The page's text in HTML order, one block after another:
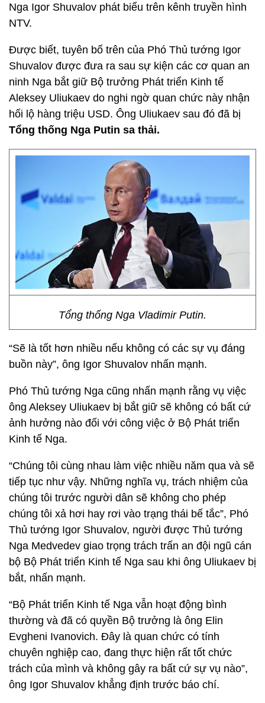
Nga Igor Shuvalov phát biểu trên kênh truyền hình
NTV.
Được biết, tuyên bố trên của Phó Thủ tướng Igor
Shuvalov được đưa ra sau sự kiện các cơ quan an
ninh Nga bắt giữ Bộ trưởng Phát triển Kinh tế
Aleksey Uliukaev do nghi ngờ quan chức này nhận
hối lộ hàng triệu USD. Ông Uliukaev sau đó đã bị
Tổng thống Nga Putin sa thải.
Tổng thống Nga Vladimir Putin.
“Sẽ là tốt hơn nhiều nếu không có các sự vụ đáng
buồn này”, ông Igor Shuvalov nhấn mạnh.
Phó Thủ tướng Nga cũng nhấn mạnh rằng vụ việc
ông Aleksey Uliukaev bị bắt giữ sẽ không có bất cứ
ảnh hưởng nào đối với công việc ở Bộ Phát triển
Kinh tế Nga.
“Chúng tôi cùng nhau làm việc nhiều năm qua và sẽ
tiếp tục như vậy. Những nghĩa vụ, trách nhiệm của
chúng tôi trước người dân sẽ không cho phép
chúng tôi xả hơi hay rơi vào trạng thái bế tắc”, Phó
Thủ tướng Igor Shuvalov, người được Thủ tướng
Nga Medvedev giao trọng trách trấn an đội ngũ cán
bộ Bộ Phát triển Kinh tế Nga sau khi ông Uliukaev bị
bắt, nhấn mạnh.
“Bộ Phát triển Kinh tế Nga vẫn hoạt động bình
thường và đã có quyền Bộ trưởng là ông Elin
Evgheni Ivanovich. Đây là quan chức có tính
chuyên nghiệp cao, đang thực hiện rất tốt chức
trách của mình và không gây ra bất cứ sự vụ nào”,
ông Igor Shuvalov khẳng định trước báo chí.